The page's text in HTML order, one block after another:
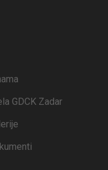
GDCK Zadar